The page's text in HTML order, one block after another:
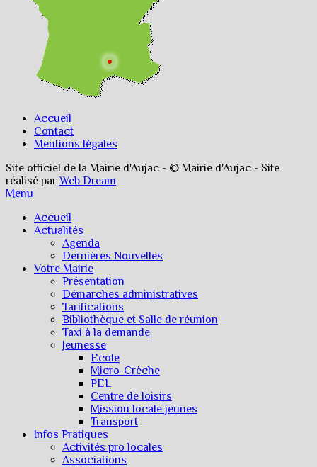
Accueil
Contact
Mentions légales
Site officiel de la Mairie d'Aujac - © Mairie d'Aujac - Site
réalisé parWeb Dream
Menu
Accueil
Actualités
Agenda
Dernières Nouvelles
Votre Mairie
Présentation
Démarches administratives
Tarifications
Bibliothèque et Salle de réunion
Taxi à la demande
Jeunesse
Ecole
Micro-Crèche
PEL
Centre de loisirs
Mission locale jeunes
Transport
Infos Pratiques
Activités pro locales
Associations